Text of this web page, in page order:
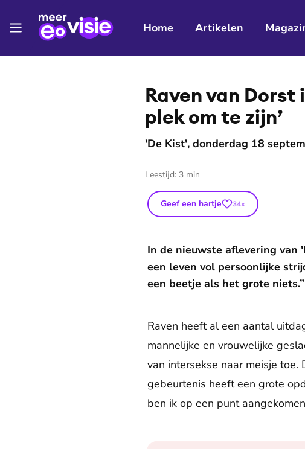
Home Artikelen
Raven van Dorst
plek om te zijn’
'De Kist', donderdag 18
Leestijd: 3 min
Geef een hartje 34x
In de nieuwste aflevering van
een leven vol persoonlijke
een beetje als het grote niets.”
Raven heeft al een aantal
mannelijke en vrouwelijke
van intersekse naar meisje
gebeurtenis heeft een grote
ben ik op een punt